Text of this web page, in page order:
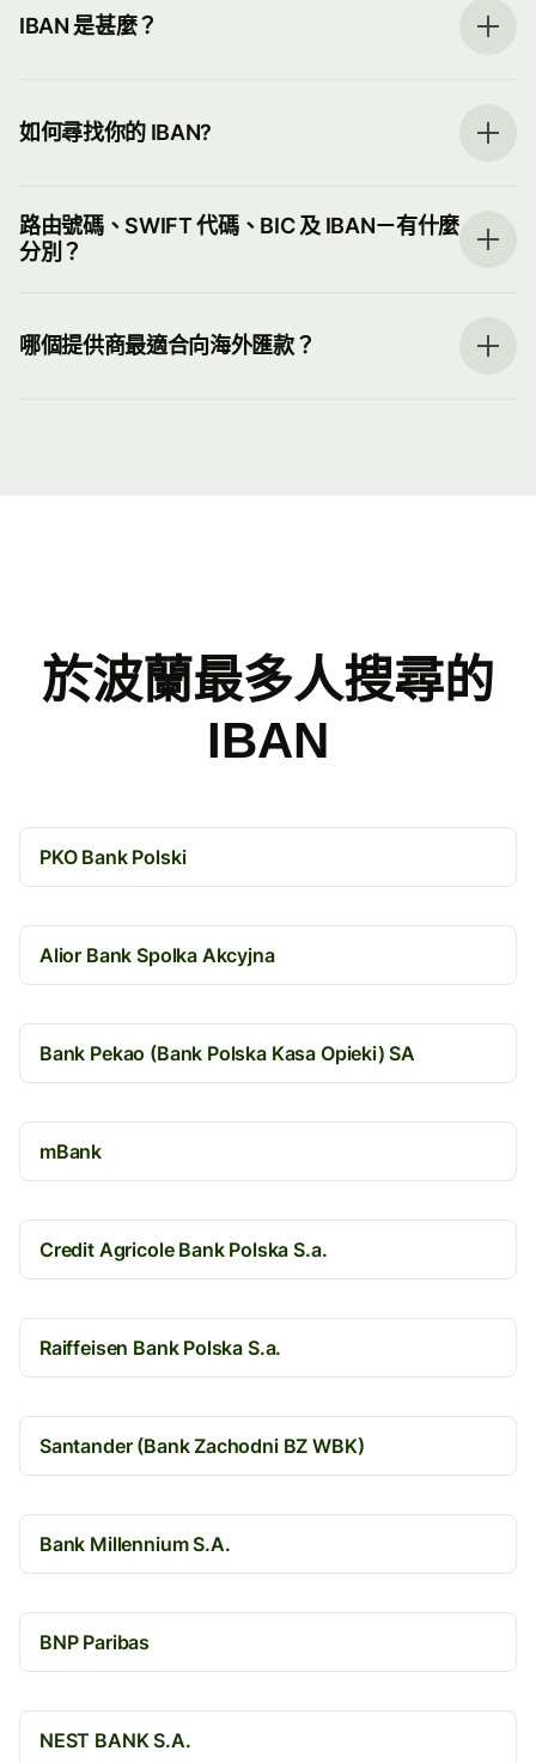
IBAN 是甚麼？
如何尋找你的 IBAN?
路由號碼、SWIFT 代碼、BIC 及 IBAN－有什麼
分別？
哪個提供商最適合向海外匯款？
於波蘭最多人搜尋的
IBAN
PKO Bank Polski
Alior Bank Spolka Akcyjna
Bank Pekao (Bank Polska Kasa Opieki) SA
mBank
Credit Agricole Bank Polska S.a.
Raiffeisen Bank Polska S.a.
Santander (Bank Zachodni BZ WBK)
Bank Millennium S.A.
BNP Paribas
NEST BANK S.A.